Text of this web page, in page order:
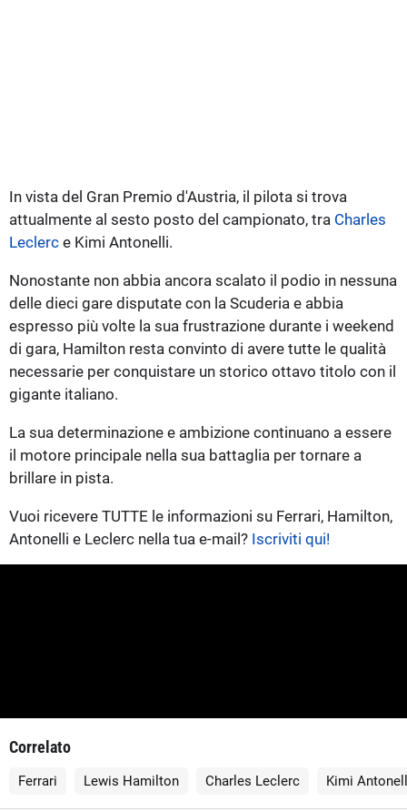
In vista del Gran Premio d'Austria, il pilota si trova
attualmente al sesto posto del campionato, tra Charles
Leclerc e Kimi Antonelli.
Nonostante non abbia ancora scalato il podio in nessuna
delle dieci gare disputate con la Scuderia e abbia
espresso più volte la sua frustrazione durante i weekend
di gara, Hamilton resta convinto di avere tutte le qualità
necessarie per conquistare un storico ottavo titolo con il
gigante italiano.
La sua determinazione e ambizione continuano a essere
il motore principale nella sua battaglia per tornare a
brillare in pista.
Vuoi ricevere TUTTE le informazioni su Ferrari, Hamilton,
Antonelli e Leclerc nella tua e-mail? Iscriviti qui!
Correlato
Ferrari Lewis Hamilton Charles Leclerc Kimi